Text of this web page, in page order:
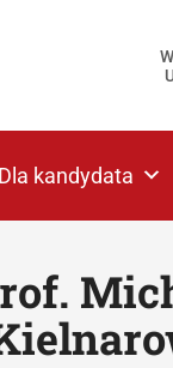
Dla kandydata